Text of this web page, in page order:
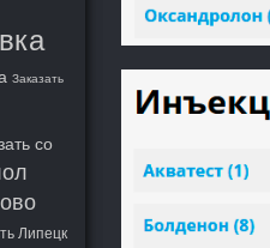
Заказать
со
Липецк